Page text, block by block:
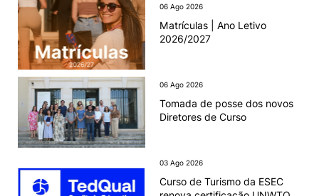
06 Ago 2026
Matrículas | Ano Letivo
2026/2027
06 Ago 2026
Tomada de posse dos novos
Diretores de Curso
03 Ago 2026
Curso de Turismo da ESEC